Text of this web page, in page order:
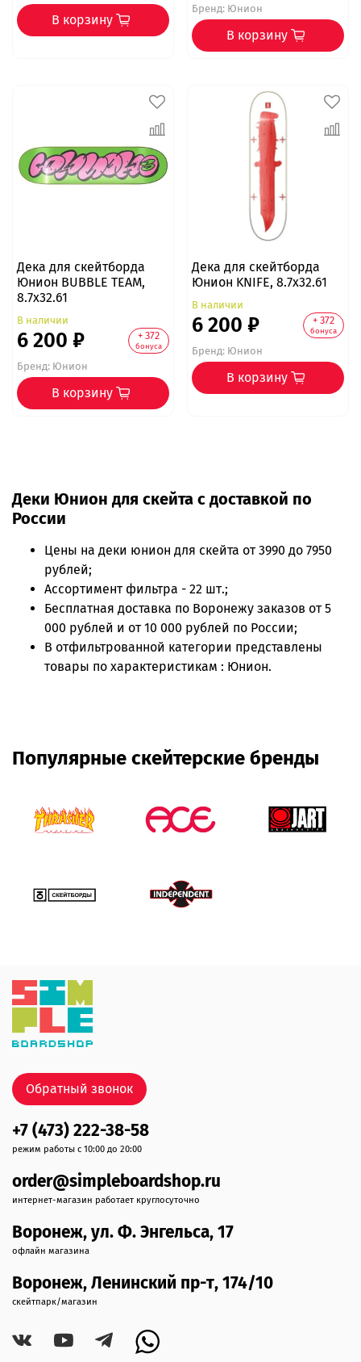
В корзину
Бренд:Юнион
В корзину
Дека для скейтборда
Юнион BUBBLE TEAM,
8.7x32.61
В наличии
6 200 ₽ + 372
бонуса
Бренд:Юнион
В корзину
Дека для скейтборда
Юнион KNIFE, 8.7x32.61
В наличии
6 200 ₽ + 372
бонуса
Бренд:Юнион
В корзину
Деки Юнион для скейта с доставкой по
России
Цены на деки юнион для скейта от 3990 до 7950
рублей;
Ассортимент фильтра - 22 шт.;
Бесплатная доставка по Воронежу заказов от 5
000 рублей и от 10 000 рублей по России;
В отфильтрованной категории представлены
товары по характеристикам : Юнион.
Популярные скейтерские бренды
+7 (473) 222-38-58
режим работы с 10:00 до 20:00
order@simpleboardshop.ru
интернет-магазин работает круглосуточно
Воронеж, ул. Ф. Энгельса, 17
офлайн магазина
Воронеж, Ленинский пр-т, 174/10
скейтпарк/магазин
Обратный звонок